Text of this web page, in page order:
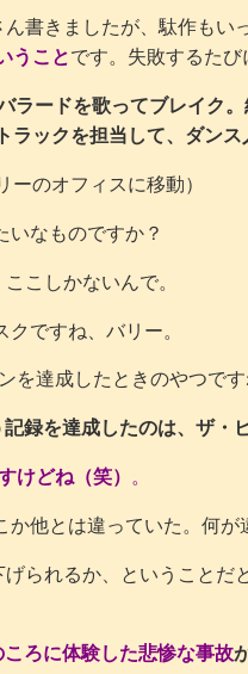
きましたが、駄作もい
うことです。失敗するたび
ラードを歌ってブレイク
ラックを担当して、ダン
ーのオフィスに移動）
なものですか？
こしかないんで。
ですね、バリー。
達成したときのやつです
録を達成したのは、ザ・
けどね（笑） 。
他とは違っていた。何が
られるか、ということだ
ころに体験した悲惨な事故